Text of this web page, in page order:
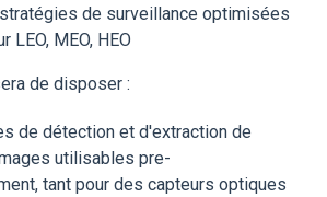
de surveillance optimisées
LEO, MEO, HEO
de disposer :
de détection et d'extraction de
utilisables pre-
tant pour des capteurs optiques